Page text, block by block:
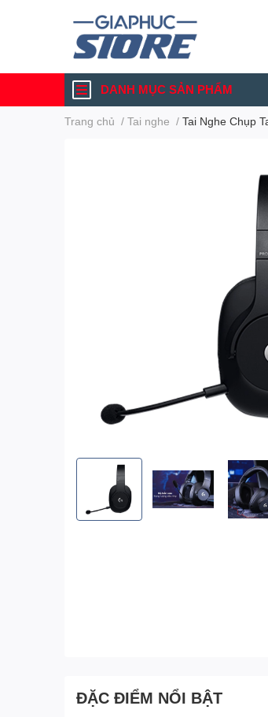
DANH MỤC SẢN PHẨM
Trang chủ / Tai nghe / Tai Nghe Chụp
ĐẶC ĐIỂM NỔI BẬT